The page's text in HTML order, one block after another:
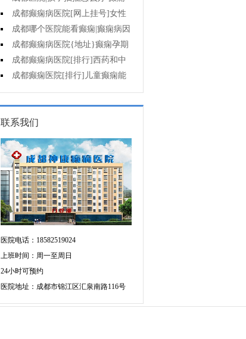
痫治疗!
性精神障碍的护理措施有哪些?
成都癫痫病医院[网上挂号]女性
癫痫治疗方法有哪些?
成都哪个医院能看癫痫|癫痫病因
治疗?成都癫痫病医院{地址}癫痫孕期
要留意什么?
成都癫痫病医院[排行]西药和中
药治羊癫疯哪个好?
成都癫痫医院[排行]儿童癫痫能
治疗好吗?
联系我们
医院电话：18582519024
上班时间：周一至周日
24小时可预约
医院地址：成都市锦江区汇泉南路116号